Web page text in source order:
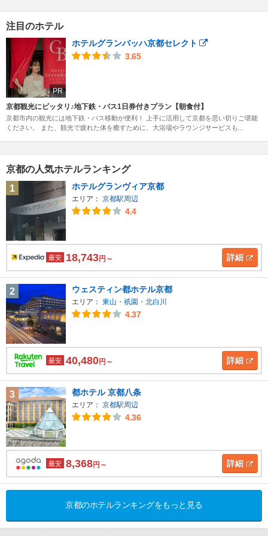
注目のホテル
PR
ホテルグランバッハ京都セレクト
3.65
京都観光にピッタリ♪地下鉄・バス1日券付きプラン【朝食付】
京都市内の観光には地下鉄・バス移動が便利！ 上手に活用して京都を思い切りご堪能
ください。 また、観光で疲れた体を癒すために、大浴場やラウンジサービスも...
京都の人気ホテルランキング
1
ホテルグランヴィア京都
エリア： 京都駅周辺
4.4
最安 18,743円～ 詳細
2 ウェスティン都ホテル京都
エリア： 東山・祇園・北白川
4.37
最安 40,480円～ 詳細
3 都ホテル 京都八条
エリア： 京都駅周辺
4.36
最安 8,368円～ 詳細
京都のホテルランキングをもっと見る